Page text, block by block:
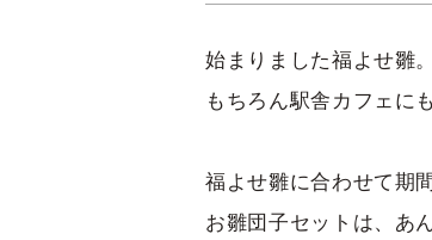
始まりました福よせ雛
もちろん駅舎カフェに
福よせ雛に合わせて期
お雛団子セットは、あ